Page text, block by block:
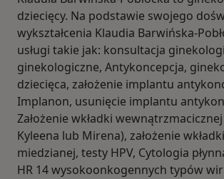
dziecięcy. Na podstawie swojego
wykształcenia Klaudia Barwińska-
usługi takie jak: konsultacja
ginekologiczne, Antykoncepcja,
dziecięca, założenie implantu
Implanon, usunięcie implantu
Założenie wkładki wewnątrzmacicznej
Kyleena lub Mirena), założenie
miedzianej, testy HPV, Cytologia
HR 14 wysokoonkogennych typów